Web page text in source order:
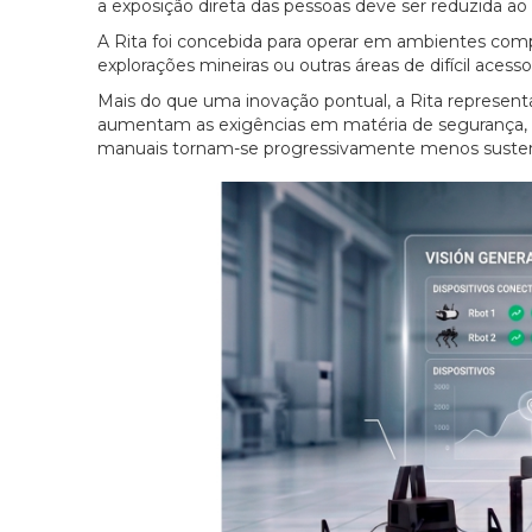
a exposição direta das pessoas deve ser reduzida
A Rita foi concebida para operar em ambientes
explorações mineiras ou outras áreas de difícil
Mais do que uma inovação pontual, a Rita
aumentam as exigências em matéria de
manuais tornam-se progressivamente menos